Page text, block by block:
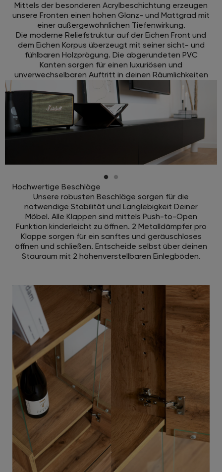
Mittels der besonderen Acrylbeschichtung erzeugen
unsere Fronten einen hohen Glanz- und Mattgrad mit
einer außergewöhnlichen Tiefenwirkung.
Die moderne Reliefstruktur auf der Eichen Front und
dem Eichen Korpus überzeugt mit seiner sicht- und
fühlbaren Holzprägung. Die abgerundeten PVC
Kanten sorgen für einen luxuriösen und
unverwechselbaren Auftritt in deinen Räumlichkeiten
Hochwertige Beschläge
Unsere robusten Beschläge sorgen für die
notwendige Stabilität und Langlebigkeit Deiner
Möbel. Alle Klappen sind mittels Push-to-Open
Funktion kinderleicht zu öffnen. 2 Metalldämpfer pro
Klappe sorgen für ein sanftes und geräuschloses
öffnen und schließen. Entscheide selbst über deinen
Stauraum mit 2 höhenverstellbaren Einlegböden.